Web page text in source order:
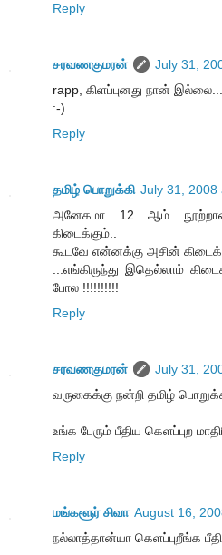
Reply
சரவணகுமரன்
July 31,
rapp, கிளப்புனது நான் இல்லை...
:-)
Reply
தமிழ் பொறுக்கி July 31, 2008
அனேகமா 12 ஆம்
கிடைக்கும்..
கூடவே என்னக்கு அசின்
...எங்கிருந்து இதெல்லாம்
போல !!!!!!!!!!
Reply
சரவணகுமரன்
July 31,
வருகைக்கு நன்றி தமிழ்
உங்க பேரும் பீதிய கெளப்புற
Reply
மங்களூர் சிவா August 16,
நல்லாத்தான்யா கெளப்புறீங்க